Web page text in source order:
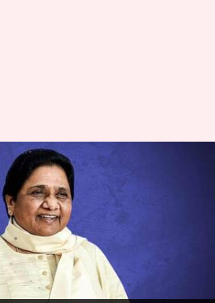
उत्तराखंड में बसपा का
हो रही मायावती
09:30 pm